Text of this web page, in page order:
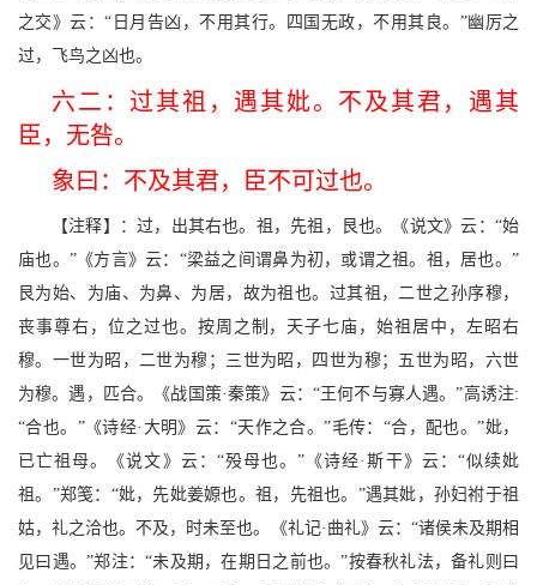
之交》云：“日月告凶，不用其行。四国无政，不用其良。”幽厉之
过，飞鸟之凶也。
六二：过其祖，遇其妣。不及其君，遇其
臣，无咎。
象曰：不及其君，臣不可过也。
【注释】：过，出其右也。祖，先祖，艮也。《说文》云：“始
庙也。”《方言》云：“梁益之间谓鼻为初，或谓之祖。祖，居也。”
艮为始、为庙、为鼻、为居，故为祖也。过其祖，二世之孙序穆，
丧事尊右，位之过也。按周之制，天子七庙，始祖居中，左昭右
穆。一世为昭，二世为穆；三世为昭，四世为穆；五世为昭，六世
为穆。遇，匹合。《战国策·秦策》云：“王何不与寡人遇。”高诱注:
“合也。”《诗经·大明》云：“天作之合。”毛传：“合，配也。”妣，
已亡祖母。《说文》云：“殁母也。”《诗经·斯干》云：“似续妣
祖。”郑笺：“妣，先妣姜嫄也。祖，先祖也。”遇其妣，孙妇祔于祖
姑，礼之洽也。不及，时未至也。《礼记·曲礼》云：“诸侯未及期相
见曰遇。”郑注：“未及期，在期日之前也。”按春秋礼法，备礼则曰